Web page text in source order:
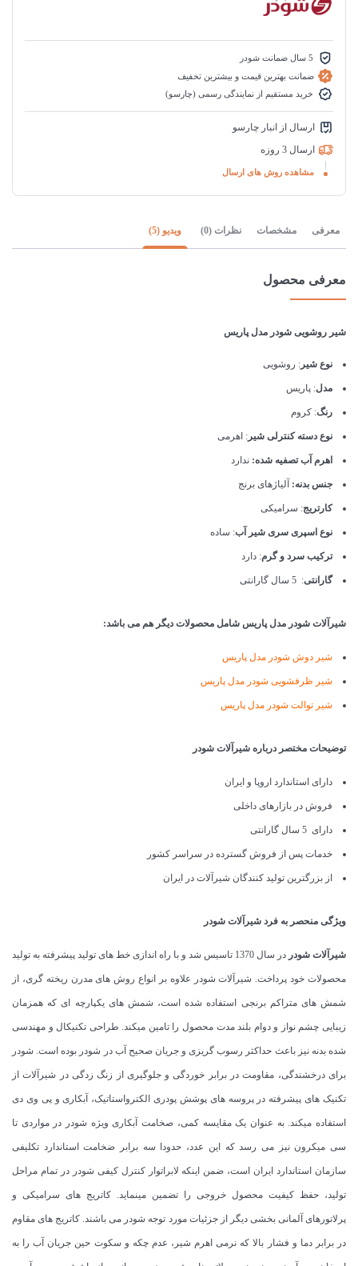
5 سال ضمانت شودر
ضمانت بهترین قیمت و بیشترین تخفیف
خرید مستقیم از نمایندگی رسمی (چارسو)
ارسال از انبار چارسو
ارسال 3 روزه
مشاهده روش های ارسال
معرفی مشخصات نظرات (0) ویدیو (5)
معرفی محصول
شیر روشویی شودر مدل پاریس
نوع شیر : روشویی
مدل: پاریس
رنگ: کروم
نوع دسته کنترلی شیر : اهرمی
اهرم آب تصفیه شده: ندارد
جنس بدنه: آلیاژهای برنج
کارتریج: سرامیکی
نوع اسپری سری شیر آب: ساده
ترکیب سرد و گرم: دارد
گارانتی: 5 سال گارانتی
شیرآلات شودر مدل پاریس شامل محصولات دیگر هم می باشد:
شیر دوش شودر مدل پاریس
شیر ظرفشویی شودر مدل پاریس
شیر توالت شودر مدل پاریس
توضیحات مختصر درباره شیرآلات شودر
دارای استاندارد اروپا و ایران
فروش در بازارهای داخلی
دارای 5 سال گارانتی
خدمات پس از فروش گسترده در سراسر کشور
از بزرگترین تولید کنندگان شیرآلات در ایران
ویژگی منحصر به فرد شیرآلات شودر
شیرآلات شودر در سال 1370 تاسیس شد و با راه اندازی خط های تولید پیشرفته به تولید
محصولات خود پرداخت. شیرآلات شودر علاوه بر انواع روش های مدرن ریخته گری، از
شمش های متراکم برنجی استفاده شده است، شمش های یکپارچه ای که همزمان
زیبایی چشم نواز و دوام بلند مدت محصول را تامین میکند. طراحی تکنیکال و مهندسی
شده بدنه نیز باعث حداکثر رسوب گریزی و جریان صحیح آب در شودر بوده است. شودر
برای درخشندگی، مقاومت در برابر خوردگی و جلوگیری از زنگ زدگی در شیرآلات از
تکنیک های پیشرفته در پروسه های پوشش پودری الکترواستاتیک، آبکاری و پی وی دی
استفاده میکند. به عنوان یک مقایسه کمی، صخامت آبکاری ویژه شودر در مواردی تا
سی میکرون نیز می رسد که این عدد، حدودا سه برابر ضخامت استاندارد تکلیفی
سازمان استاندارد ایران است، ضمن اینکه لابراتوار کنترل کیفی شودر در تمام مراحل
تولید، حفظ کیفیت محصول خروجی را تضمین مینماید. کاتریج های سرامیکی و
پرلاتورهای آلمانی بخشی دیگر از جزئیات مورد توجه شودر می باشند. کاتریج های مقاوم
در برابر دما و فشار بالا که نرمی اهرم شیر، عدم چکه و سکوت حین جریان آب را به